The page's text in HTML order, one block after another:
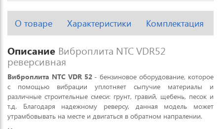
О товаре Характеристики Комплектация
Описание Виброплита NTC VDR52
реверсивная
Виброплита NTC VDR 52- бензиновое оборудование, которое
с помощью вибрации уплотняет сыпучие материалы и
различные строительные смеси: грунт, гравий, щебень, песок и
т.д. Благодаря надежному реверсу, данная модель может
утрамбовывать на месте и двигаться в обратном напралении.